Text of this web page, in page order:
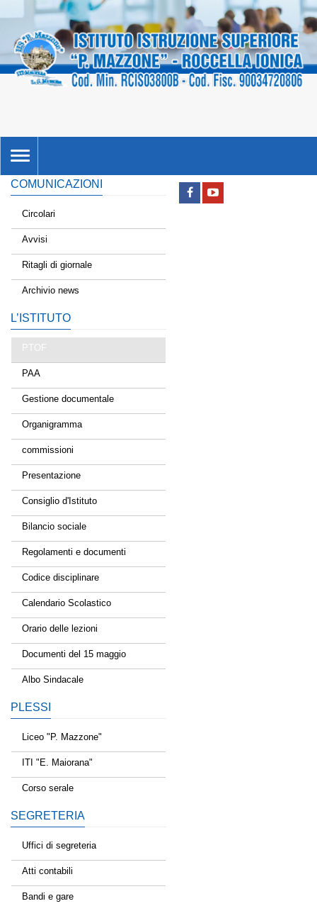
TOGGLE
NAVIGATION
COMUNICAZIONI
Circolari
Avvisi
Ritagli di giornale
Archivio news
L’ISTITUTO
PTOF
PAA
Gestione documentale
Organigramma
commissioni
Presentazione
Consiglio d'Istituto
Bilancio sociale
Regolamenti e documenti
Codice disciplinare
Calendario Scolastico
Orario delle lezioni
Documenti del 15 maggio
Albo Sindacale
PLESSI
Liceo "P. Mazzone"
ITI "E. Maiorana"
Corso serale
SEGRETERIA
Uffici di segreteria
Atti contabili
Bandi e gare